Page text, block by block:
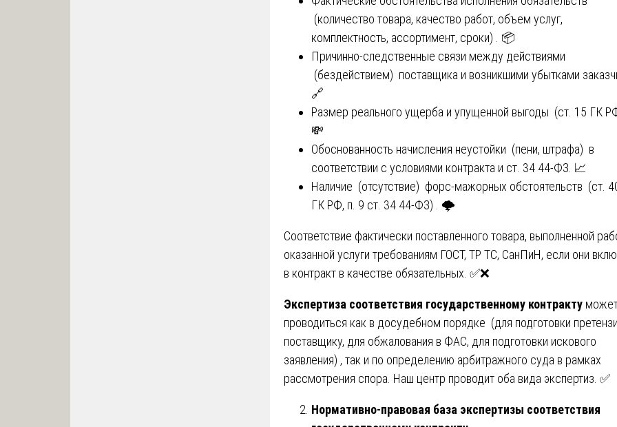
(количество товара, качество работ, объем услуг,
комплектность, ассортимент, сроки) . 📦
Причинно-следственные связи между действиями
(бездействием) поставщика и возникшими убытками
🔗
Размер реального ущерба и упущенной выгоды (ст. 15 ГК
💸
Обоснованность начисления неустойки (пени, штрафа) в
соответствии с условиями контракта и ст. 34 44-ФЗ. 📈
Наличие (отсутствие) форс-мажорных обстоятельств (ст.
ГК РФ, п. 9 ст. 34 44-ФЗ) . 🌩️
Соответствие фактически поставленного товара, выполненной
оказанной услуги требованиям ГОСТ, ТР ТС, СанПиН, если они
в контракт в качестве обязательных. ✅❌
Экспертиза соответствия государственному контракту
проводиться как в досудебном порядке (для подготовки
поставщику, для обжалования в ФАС, для подготовки искового
заявления) , так и по определению арбитражного суда в рамках
рассмотрения спора. Наш центр проводит оба вида экспертиз. ✅
Нормативно-правовая база экспертизы соответствия